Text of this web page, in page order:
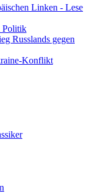
Linken - Lese
Politik
Russlands gegen
Konflikt